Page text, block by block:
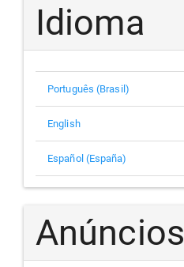
Idioma
Português (Brasil)
English
Español (España)
Anúncios